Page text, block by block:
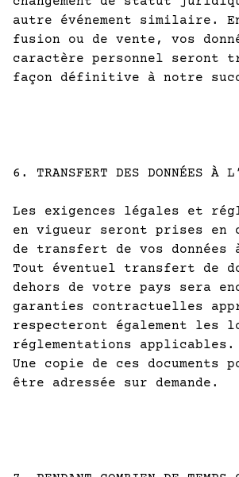
autre événement similaire.
fusion ou de vente, vos
caractère personnel seront
façon définitive à notre
6. TRANSFERT DES DONNÉES À
Les exigences légales et
en vigueur seront prises en
de transfert de vos
Tout éventuel transfert de
dehors de votre pays sera
garanties contractuelles
respecteront également les
réglementations applicables.
Une copie de ces documents
être adressée sur demande.